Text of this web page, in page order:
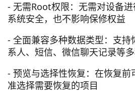
- 无需Root权限：无需对设备
系统安全，也不影响保修权益
- 全面兼容多种数据类型：支持
系人、短信、微信聊天记录等
- 预览与选择性恢复：在恢复前
准选择需要恢复的项目